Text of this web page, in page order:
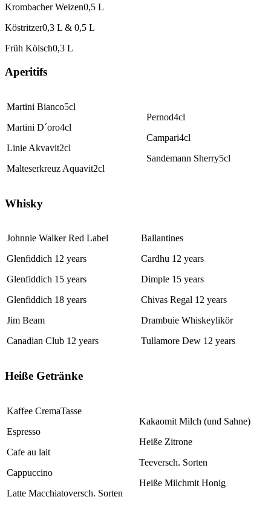
Krombacher Weizen0,5 L
Köstritzer0,3 L & 0,5 L
Früh Kölsch0,3 L
Aperitifs
Martini Bianco5cl
Martini D´oro4cl
Linie Akvavit2cl
Malteserkreuz Aquavit2cl
Pernod4cl
Campari4cl
Sandemann Sherry5cl
Whisky
Johnnie WalkerRed Label
Glenfiddich 12 years
Glenfiddich 15 years
Glenfiddich 18 years
Jim Beam
Canadian Club 12 years
Ballantines
Cardhu 12 years
Dimple 15 years
Chivas Regal 12 years
Drambuie Whiskeylikör
Tullamore Dew 12 years
Heiße Getränke
Kaffee CremaTasse
Espresso
Cafe au lait
Cappuccino
Latte Macchiatoversch. Sorten
Kakaomit Milch (und Sahne)
Heiße Zitrone
Teeversch. Sorten
Heiße Milchmit Honig